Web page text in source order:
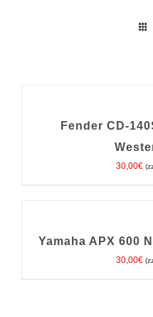
Fender CD-
30,00€
Yamaha APX 600
30,00€